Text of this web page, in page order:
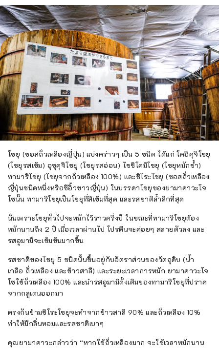
โชยุ (ซอสถั่วเหลืองญี่ปุ่น) แบ่งคร่าวๆ เป็น 5 ชนิด ได้แก่ โคอิคุจิโชยุ
(โชยุรสเข้ม) อุซุคุจิโชยุ (โชยุรสอ่อน) ไซชิโคมิโชยุ (โชยุหมักซ้ำ)
ทามาริโชยุ (โชยุจากถั่วเหลือง 100%) และชิโระโชยุ (ซอสถั่วเหลือง
ญี่ปุ่นชนิดหนึ่งหรือซีอิ้วขาวญี่ปุ่น) ในบรรดาโชยุของยามาคาวะโจ
โซนั้น ทามาริโชยุเป็นโชยุที่สีเข้มที่สุด และรสชาติล้ำลึกที่สุด
นั่นเพราะโชยุทั่วไปจะหมักไว้ราวครึ่งปี ในขณะที่ทามาริโชยุต้อง
หมักนานถึง 2 ปี เมื่อเวลาผ่านไป โปรตีนจะค่อยๆ สลายตัวลง และ
รสอูมามิจะเข้มข้นมากขึ้น
รสชาติของโชยุ 5 ชนิดนั้นขึ้นอยู่กับอัตราส่วนของวัตถุดิบ (น้ำ
เกลือ ถั่วเหลือง และข้าวสาลี) และระยะเวลาการหมัก ยามาคาวะโจ
โซใช้ถั่วเหลือง 100% และนำรสอูมามิดั้งเดิมของทามาริโชยุที่ปราศ
จากกลูเตนออกมา
ตรงกันข้ามชิโระโชยุจะทำจากข้าวสาลี 90% และถั่วเหลือง 10%
ทำให้มีกลิ่นหอมและรสชาติเบาๆ
คุณยามาคาวะกล่าวว่า “หากใช้ถั่วเหลืองมาก จะใช้เวลาหมักนาน